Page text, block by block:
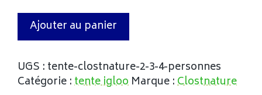
Ajouter au panier
UGS : tente-clostnature-2-3-4-personnes
Catégorie :tente igloo Marque :Clostnature